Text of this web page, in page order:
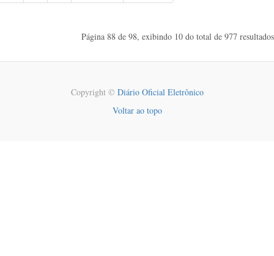
Página 88 de 98, exibindo 10 do total de 977 resultados
Copyright © Diário Oficial Eletrônico
Voltar ao topo